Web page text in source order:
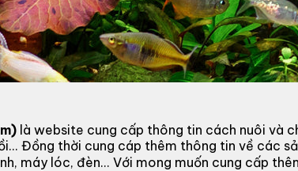
là website cung cấp thông tin cách nuôi và
Đồng thời cung cáp thêm thông tin về các
máy lóc, đèn... Với mong muốn cung cấp